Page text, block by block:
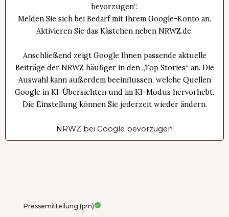
bevorzugen“.
Melden Sie sich bei Bedarf mit Ihrem Google-Konto an.
Aktivieren Sie das Kästchen neben NRWZ.de.
Anschließend zeigt Google Ihnen passende aktuelle
Beiträge der NRWZ häufiger in den „Top Stories“ an. Die
Auswahl kann außerdem beeinflussen, welche Quellen
Google in KI-Übersichten und im KI-Modus hervorhebt.
Die Einstellung können Sie jederzeit wieder ändern.
NRWZ bei Google bevorzugen
Pressemitteilung (pm)